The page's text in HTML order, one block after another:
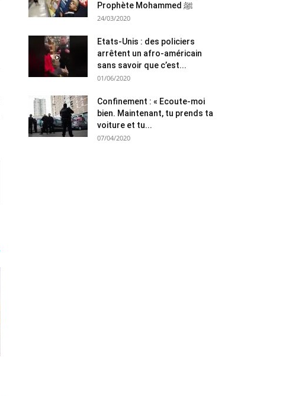
Prophète Mohammed ﷺ
24/03/2020
Etats-Unis : des policiers
arrêtent un afro-américain
sans savoir que c’est...
01/06/2020
Confinement : « Ecoute-moi
bien. Maintenant, tu prends ta
voiture et tu...
07/04/2020